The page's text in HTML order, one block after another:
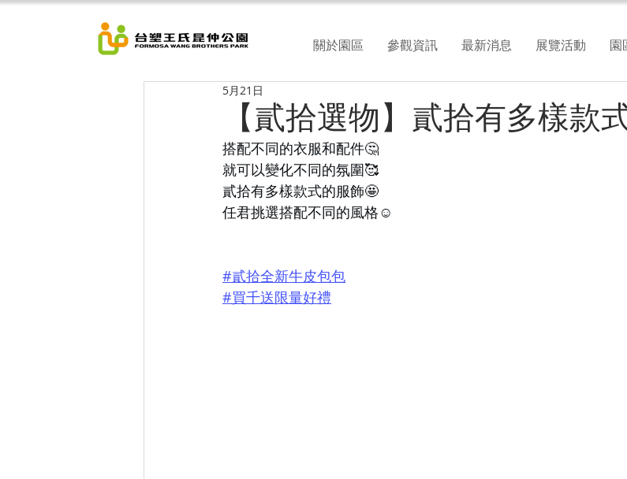
關於園區 參觀資訊 最新消息 展覽活動 園
【貳拾選物】貳拾有多樣款
5月21日
搭配不同的衣服和配件🤔
就可以變化不同的氛圍🥰
貳拾有多樣款式的服飾🤩
任君挑選搭配不同的風格☺️
#貳拾全新牛皮包包
#買千送限量好禮